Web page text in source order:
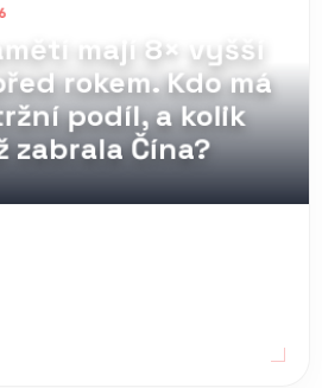
rokem. Kdo má
podíl, a kolik
zabrala Čína?